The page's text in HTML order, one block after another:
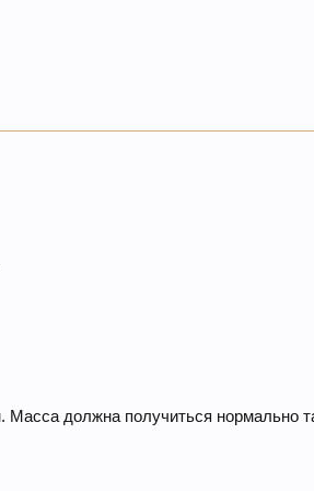
должна получиться нормально